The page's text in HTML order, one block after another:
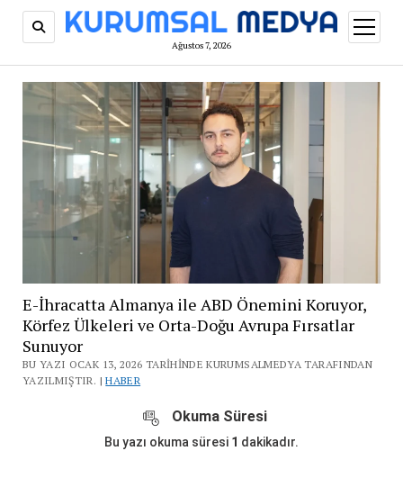
Ağustos 7, 2026
aç
E-İhracatta Almanya ile ABD Önemini Koruyor,
Körfez Ülkeleri ve Orta-Doğu Avrupa Fırsatlar
Sunuyor
BU YAZI OCAK 13, 2026 TARIHINDE KURUMSALMEDYA TARAFINDAN
YAZILMIŞTIR. |HABER
Okuma Süresi
Bu yazı okuma süresi 1 dakikadır.